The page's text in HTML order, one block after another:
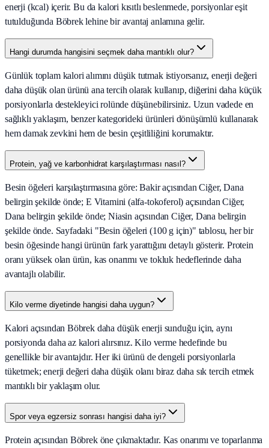
enerji (kcal) içerir. Bu da kalori kısıtlı beslenmede, porsiyonlar eşit
tutulduğunda Böbrek lehine bir avantaj anlamına gelir.
Hangi durumda hangisini seçmek daha mantıklı olur?
Günlük toplam kalori alımını düşük tutmak istiyorsanız, enerji değeri
daha düşük olan ürünü ana tercih olarak kullanıp, diğerini daha küçük
porsiyonlarla destekleyici rolünde düşünebilirsiniz. Uzun vadede en
sağlıklı yaklaşım, benzer kategorideki ürünleri dönüşümlü kullanarak
hem damak zevkini hem de besin çeşitliliğini korumaktır.
Protein, yağ ve karbonhidrat karşılaştırması nasıl?
Besin öğeleri karşılaştırmasına göre: Bakir açısından Ciğer, Dana
belirgin şekilde önde; E Vitamini (alfa-tokoferol) açısından Ciğer,
Dana belirgin şekilde önde; Niasin açısından Ciğer, Dana belirgin
şekilde önde. Sayfadaki "Besin öğeleri (100 g için)" tablosu, her bir
besin öğesinde hangi ürünün fark yarattığını detaylı gösterir. Protein
oranı yüksek olan ürün, kas onarımı ve tokluk hedeflerinde daha
avantajlı olabilir.
Kilo verme diyetinde hangisi daha uygun?
Kalori açısından Böbrek daha düşük enerji sunduğu için, aynı
porsiyonda daha az kalori alırsınız. Kilo verme hedefinde bu
genellikle bir avantajdır. Her iki ürünü de dengeli porsiyonlarla
tüketmek; enerji değeri daha düşük olanı biraz daha sık tercih etmek
mantıklı bir yaklaşım olur.
Spor veya egzersiz sonrası hangisi daha iyi?
Protein açısından Böbrek öne çıkmaktadır. Kas onarımı ve toparlanma